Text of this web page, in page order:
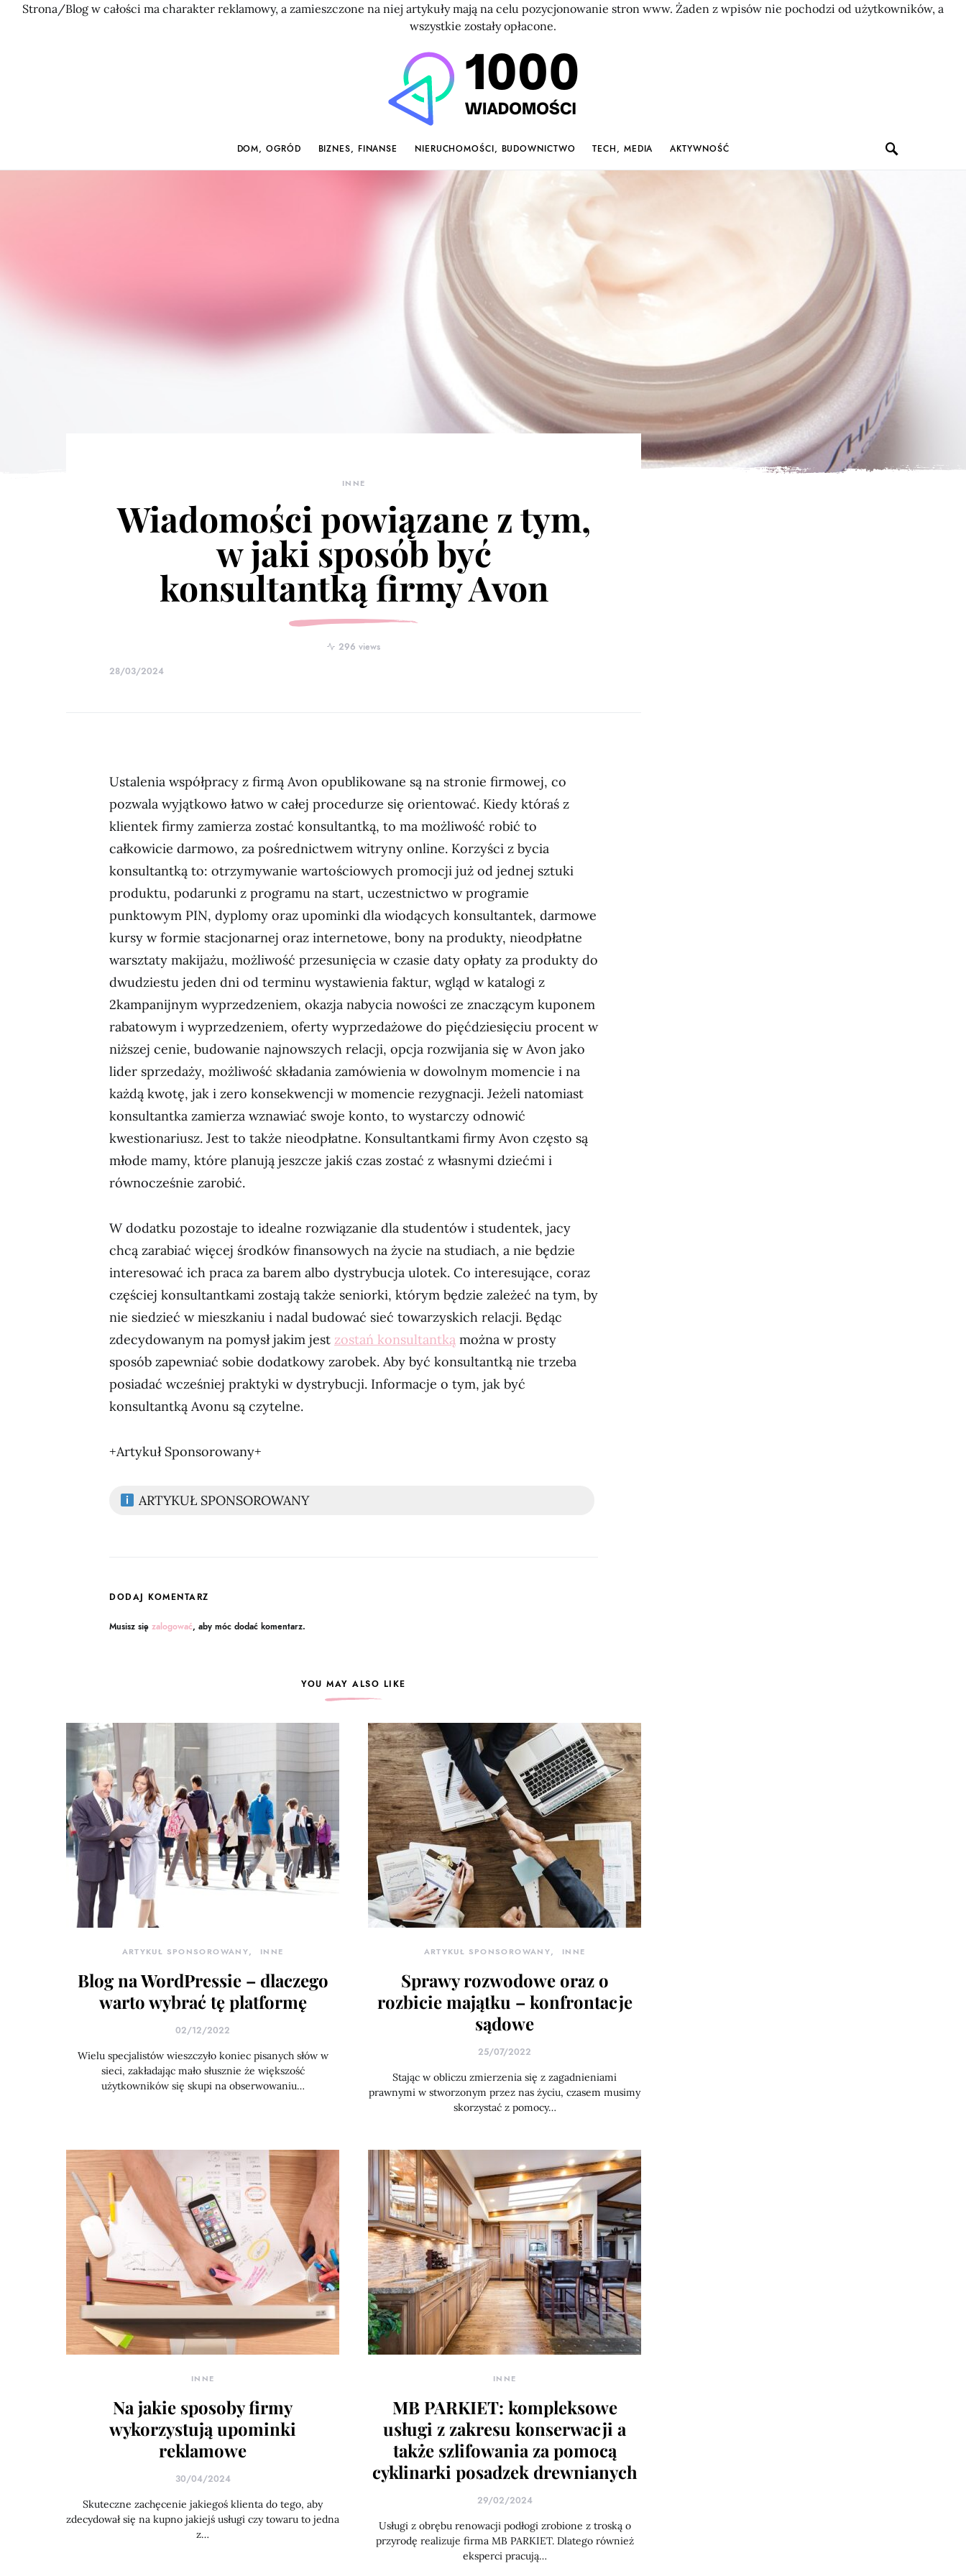
Strona/Blog w całości ma charakter reklamowy, a zamieszczone na niej artykuły mają na celu pozycjonowanie stron www. Żaden z wpisów nie pochodzi od użytkowników, a
wszystkie zostały opłacone.
DOM, OGRÓD BIZNES, FINANSE NIERUCHOMOŚCI, BUDOWNICTWO TECH, MEDIA AKTYWNOŚĆ
INNE
Wiadomości powiązane z tym,
w jaki sposób być
konsultantką firmy Avon
296 views
28/03/2024
Ustalenia współpracy z firmą Avon opublikowane są na stronie firmowej, co
pozwala wyjątkowo łatwo w całej procedurze się orientować. Kiedy któraś z
klientek firmy zamierza zostać konsultantką, to ma możliwość robić to
całkowicie darmowo, za pośrednictwem witryny online. Korzyści z bycia
konsultantką to: otrzymywanie wartościowych promocji już od jednej sztuki
produktu, podarunki z programu na start, uczestnictwo w programie
punktowym PIN, dyplomy oraz upominki dla wiodących konsultantek, darmowe
kursy w formie stacjonarnej oraz internetowe, bony na produkty, nieodpłatne
warsztaty makijażu, możliwość przesunięcia w czasie daty opłaty za produkty do
dwudziestu jeden dni od terminu wystawienia faktur, wgląd w katalogi z
2kampanijnym wyprzedzeniem, okazja nabycia nowości ze znaczącym kuponem
rabatowym i wyprzedzeniem, oferty wyprzedażowe do pięćdziesięciu procent w
niższej cenie, budowanie najnowszych relacji, opcja rozwijania się w Avon jako
lider sprzedaży, możliwość składania zamówienia w dowolnym momencie i na
każdą kwotę, jak i zero konsekwencji w momencie rezygnacji. Jeżeli natomiast
konsultantka zamierza wznawiać swoje konto, to wystarczy odnowić
kwestionariusz. Jest to także nieodpłatne. Konsultantkami firmy Avon często są
młode mamy, które planują jeszcze jakiś czas zostać z własnymi dziećmi i
równocześnie zarobić.
W dodatku pozostaje to idealne rozwiązanie dla studentów i studentek, jacy
chcą zarabiać więcej środków finansowych na życie na studiach, a nie będzie
interesować ich praca za barem albo dystrybucja ulotek. Co interesujące, coraz
częściej konsultantkami zostają także seniorki, którym będzie zależeć na tym, by
nie siedzieć w mieszkaniu i nadal budować sieć towarzyskich relacji. Będąc
zdecydowanym na pomysł jakim jest zostań konsultantką można w prosty
sposób zapewniać sobie dodatkowy zarobek. Aby być konsultantką nie trzeba
posiadać wcześniej praktyki w dystrybucji. Informacje o tym, jak być
konsultantką Avonu są czytelne.
+Artykuł Sponsorowany+
ARTYKUŁ SPONSOROWANY
DODAJ KOMENTARZ
Musisz się zalogować, aby móc dodać komentarz.
YOU MAY ALSO LIKE
ARTYKUŁ SPONSOROWANY INNE
Blog na WordPressie – dlaczego
warto wybrać tę platformę
02/12/2022
Wielu specjalistów wieszczyło koniec pisanych słów w
sieci, zakładając mało słusznie że większość
użytkowników się skupi na obserwowaniu…
ARTYKUŁ SPONSOROWANY INNE
Sprawy rozwodowe oraz o
rozbicie majątku – konfrontacje
sądowe
25/07/2022
Stając w obliczu zmierzenia się z zagadnieniami
prawnymi w stworzonym przez nas życiu, czasem musimy
skorzystać z pomocy…
INNE
Na jakie sposoby firmy
wykorzystują upominki
reklamowe
30/04/2024
Skuteczne zachęcenie jakiegoś klienta do tego, aby
zdecydował się na kupno jakiejś usługi czy towaru to jedna
z…
INNE
MB PARKIET: kompleksowe
usługi z zakresu konserwacji a
także szlifowania za pomocą
cyklinarki posadzek drewnianych
29/02/2024
Usługi z obrębu renowacji podłogi zrobione z troską o
przyrodę realizuje firma MB PARKIET. Dlatego również
eksperci pracują…